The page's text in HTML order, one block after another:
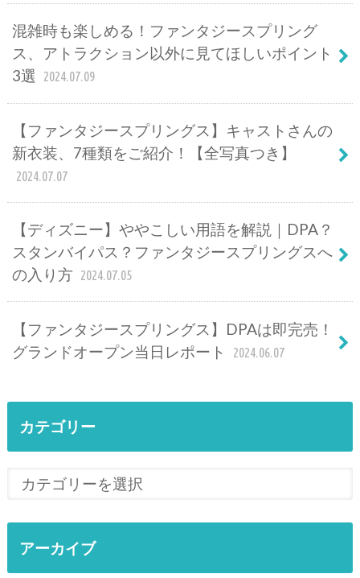
混雑時も楽しめる！ファンタジースプリング
ス、アトラクション以外に見てほしいポイント
3選
2024.07.09
【ファンタジースプリングス】キャストさんの
新衣装、7種類をご紹介！【全写真つき】
2024.07.07
【ディズニー】ややこしい用語を解説｜DPA？
スタンバイパス？ファンタジースプリングスへ
の入り方 2024.07.05
【ファンタジースプリングス】DPAは即完売！
グランドオープン当日レポート
2024.06.07
カテゴリー
アーカイブ